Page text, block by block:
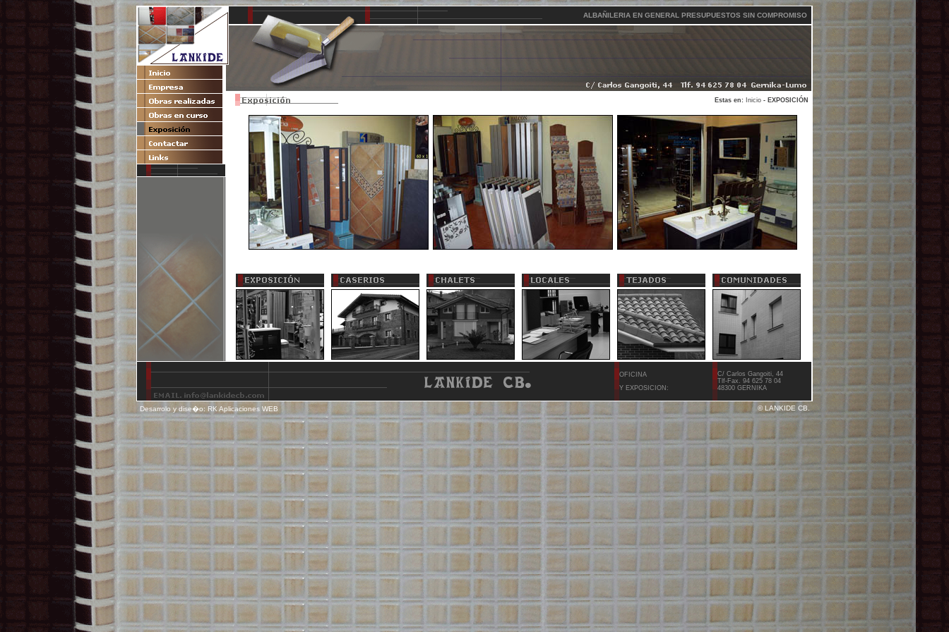
ALBAÑILERIA EN GENERAL PRESUPUESTOS SIN COMPROMISO
Estas en: Inicio - EXPOSICIÓN
OFICINA
Y EXPOSICION:
C/ Carlos Gangoiti, 44
Tlf-Fax. 94 625 78 04
48300 GERNIKA
Desarrolo y dise�o: RK Aplicaciones WEB © LANKIDE CB.